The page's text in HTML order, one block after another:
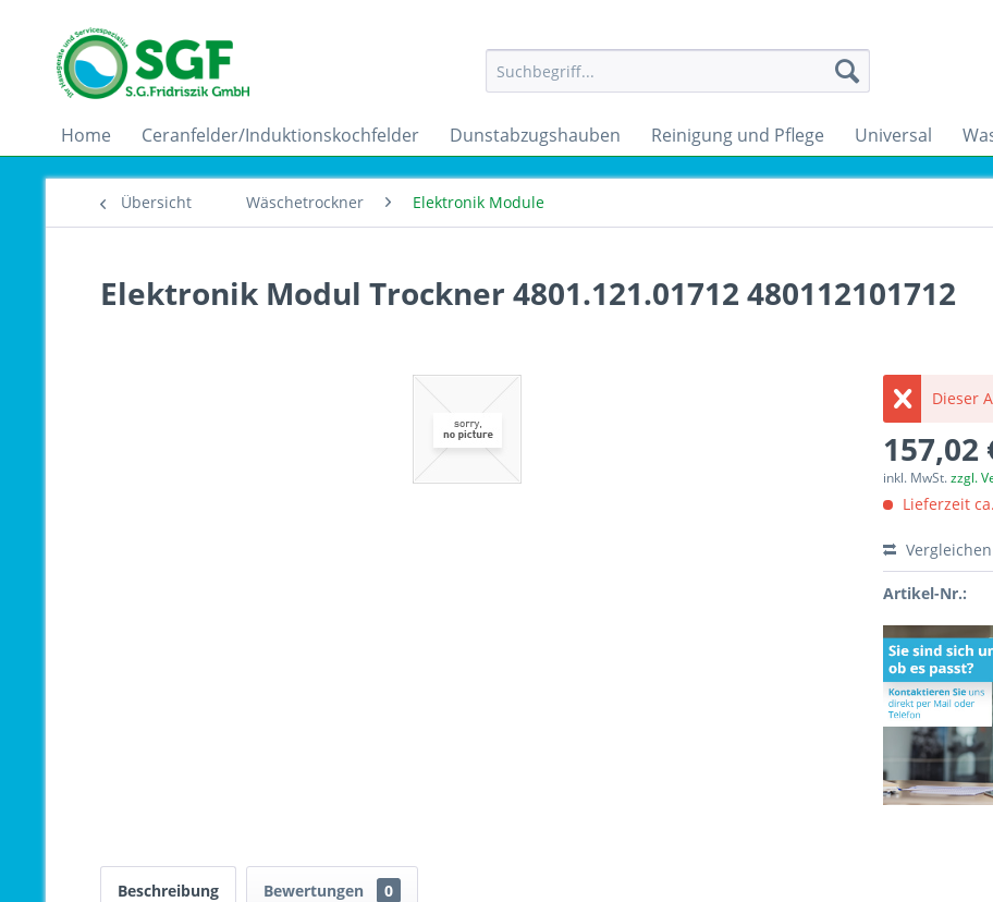
Home Ceranfelder/Induktionskochfelder Dunstabzugshauben Reinigung und Pflege Universal
Übersicht Wäschetrockner Elektronik Module
Elektronik Modul Trockner 4801.121.01712 480112101712
Dieser
157,02
inkl. MwSt.zzgl.
Lieferzeit
Vergleichen
Artikel-Nr.:
Beschreibung Bewertungen 0